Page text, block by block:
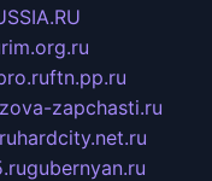
rim.org.ru
ftn.pp.ru
zapchasti.ru
hardcity.net.ru
gubernyan.ru